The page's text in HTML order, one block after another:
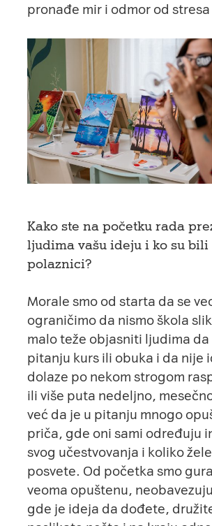
pronađe mir i odmor od
Kako ste na početku rada
ljudima vašu ideju i ko su
polaznici?
Morale smo od starta da se
ograničimo da nismo škola
malo teže objasniti ljudima da
pitanju kurs ili obuka i da nije
dolaze po nekom strogom
ili više puta nedeljno,
već da je u pitanju mnogo
priča, gde oni sami određuju
svog učestvovanja i koliko
posvete. Od početka smo
veoma opuštenu,
gde je ideja da dođete,